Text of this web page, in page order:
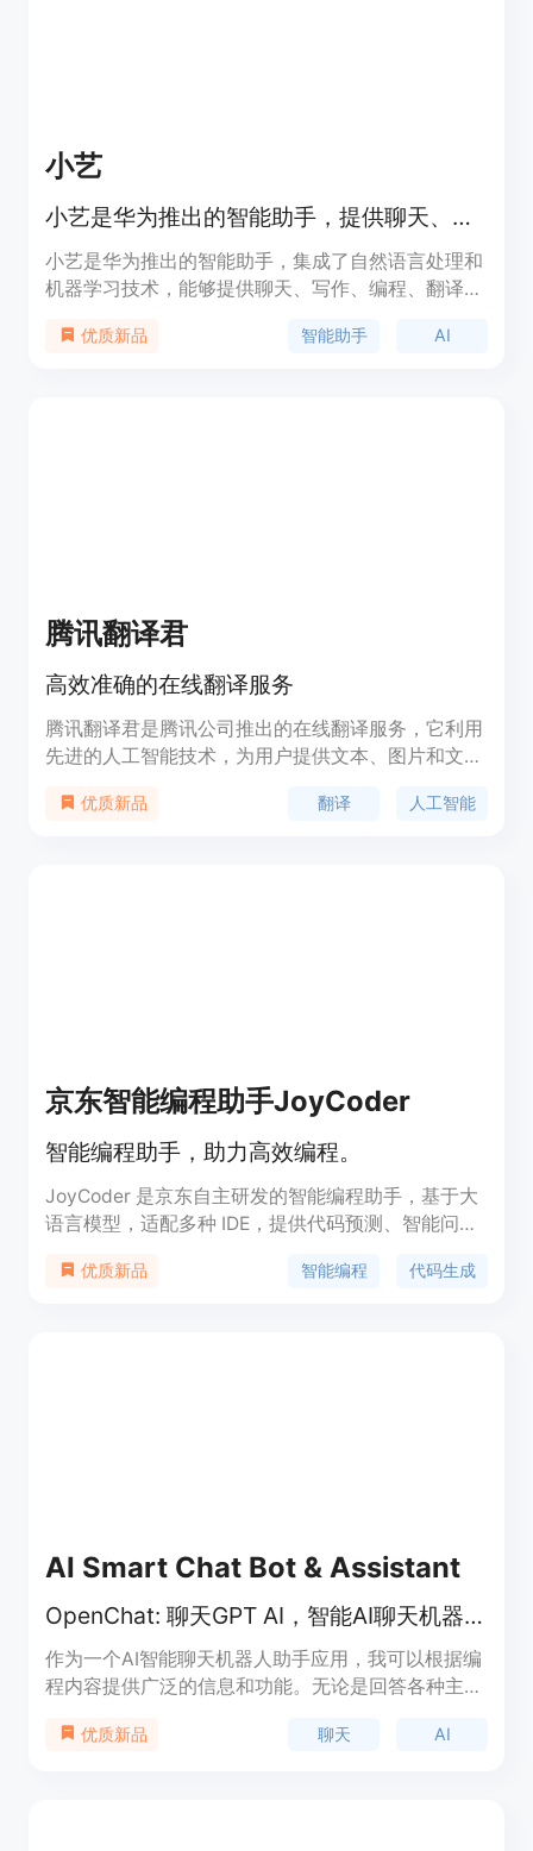
小艺
小艺是华为推出的智能助手，提供聊天、写作、编程等多种AI服务。
小艺是华为推出的智能助手，集成了自然语言处理和
机器学习技术，能够提供聊天、写作、编程、翻译等
题并给出准确的回答。小艺的主要优点是功能丰富、
优质新品 智能助手 AI
腾讯翻译君
高效准确的在线翻译服务
腾讯翻译君是腾讯公司推出的在线翻译服务，它利用
先进的人工智能技术，为用户提供文本、图片和文档
高准确性和快速响应的特点，极大地提高了跨语言沟
优质新品 翻译 人工智能
京东智能编程助手JoyCoder
智能编程助手，助力高效编程。
JoyCoder 是京东自主研发的智能编程助手，基于大
语言模型，适配多种 IDE，提供代码预测、智能问答
量，减少编程错误，降低修复问题的频率。该产品适
优质新品 智能编程 代码生成
AI Smart Chat Bot & Assistant
OpenChat: 聊天GPT AI，智能AI聊天机器人助手
作为一个AI智能聊天机器人助手应用，我可以根据编
程内容提供广泛的信息和功能。无论是回答各种主题
务、还是提供个性化内容，我都可以胜任。同时，我
优质新品 聊天 AI